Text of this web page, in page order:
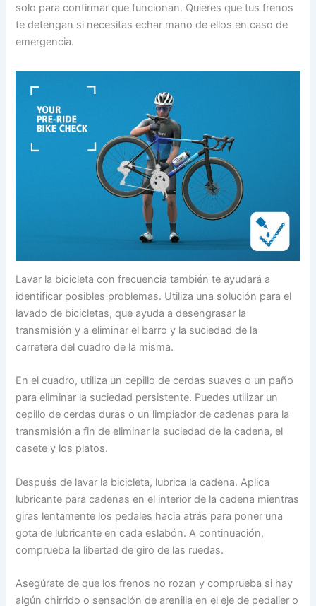
solo para confirmar que funcionan. Quieres que tus frenos
te detengan si necesitas echar mano de ellos en caso de
emergencia.
Lavar la bicicleta con frecuencia también te ayudará a
identificar posibles problemas. Utiliza una solución para el
lavado de bicicletas, que ayuda a desengrasar la
transmisión y a eliminar el barro y la suciedad de la
carretera del cuadro de la misma.
En el cuadro, utiliza un cepillo de cerdas suaves o un paño
para eliminar la suciedad persistente. Puedes utilizar un
cepillo de cerdas duras o un limpiador de cadenas para la
transmisión a fin de eliminar la suciedad de la cadena, el
casete y los platos.
Después de lavar la bicicleta, lubrica la cadena. Aplica
lubricante para cadenas en el interior de la cadena mientras
giras lentamente los pedales hacia atrás para poner una
gota de lubricante en cada eslabón. A continuación,
comprueba la libertad de giro de las ruedas.
Asegúrate de que los frenos no rozan y comprueba si hay
algún chirrido o sensación de arenilla en el eje de pedalier o